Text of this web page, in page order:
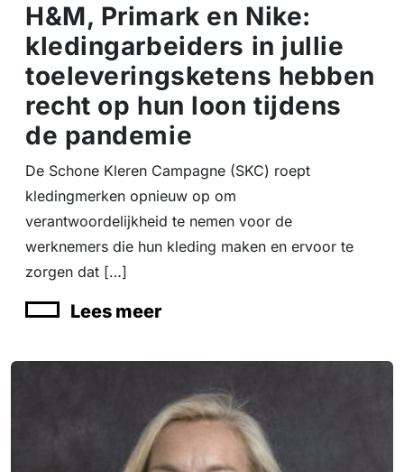
H&M, Primark en Nike:
kledingarbeiders in jullie
toeleveringsketens hebben
recht op hun loon tijdens
de pandemie
De Schone Kleren Campagne (SKC) roept
kledingmerken opnieuw op om
verantwoordelijkheid te nemen voor de
werknemers die hun kleding maken en ervoor te
zorgen dat […]
Lees meer